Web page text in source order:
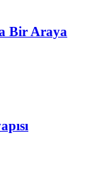
Bir Araya